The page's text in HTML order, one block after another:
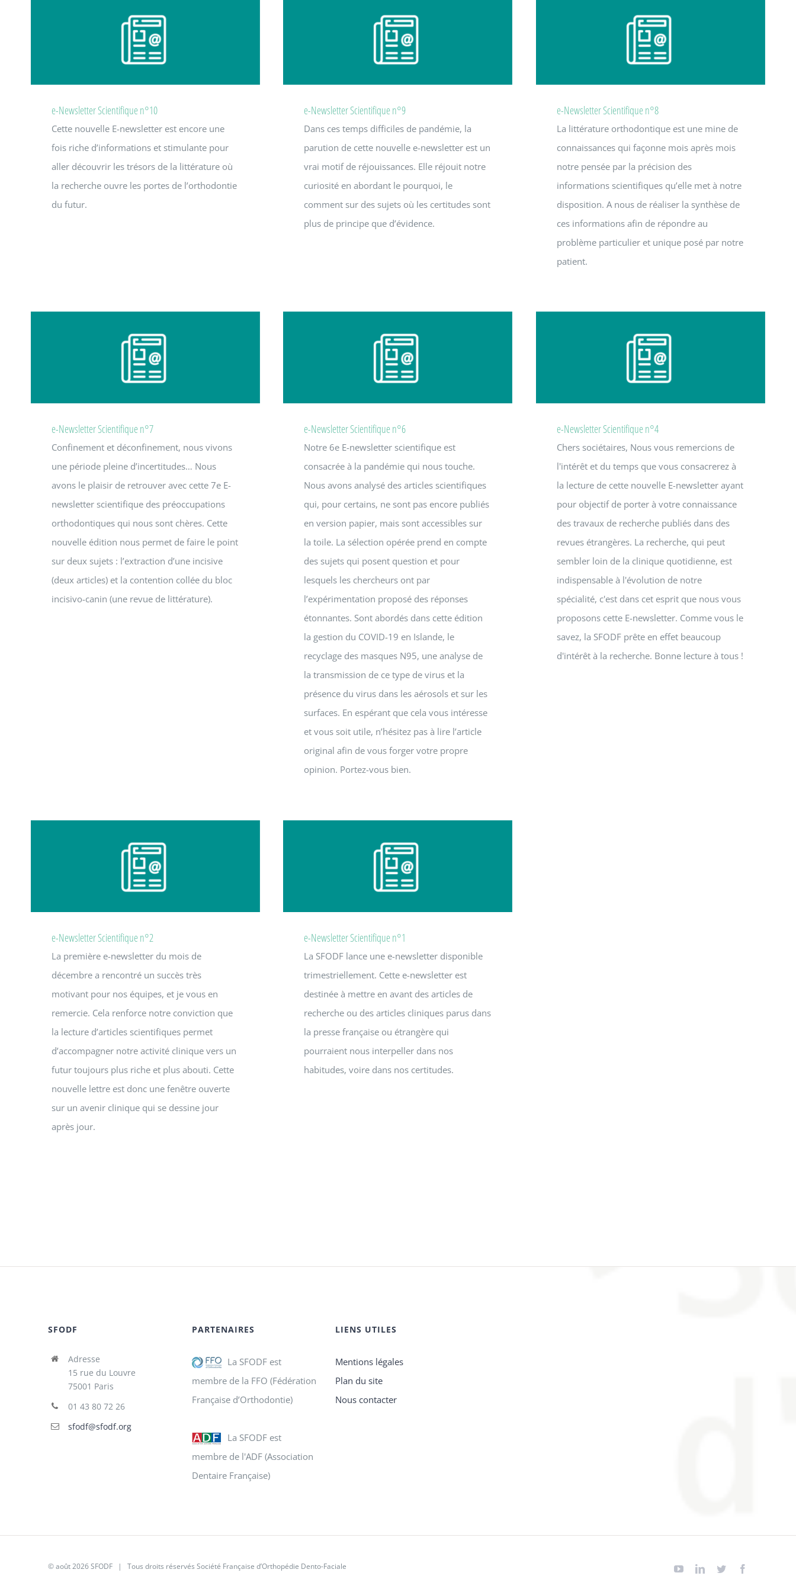
e-Newsletter Scientifique n°10
Cette nouvelle E-newsletter est encore une
fois riche d’informations et stimulante pour
aller découvrir les trésors de la littérature où
la recherche ouvre les portes de l’orthodontie
du futur.
e-Newsletter Scientifique n°9
Dans ces temps difficiles de pandémie, la
parution de cette nouvelle e-newsletter est un
vrai motif de réjouissances. Elle réjouit notre
curiosité en abordant le pourquoi, le
comment sur des sujets où les certitudes sont
plus de principe que d’évidence.
e-Newsletter Scientifique n°8
La littérature orthodontique est une mine de
connaissances qui façonne mois après mois
notre pensée par la précision des
informations scientifiques qu’elle met à notre
disposition. A nous de réaliser la synthèse de
ces informations afin de répondre au
problème particulier et unique posé par notre
patient.
e-Newsletter Scientifique n°7
Confinement et déconfinement, nous vivons
une période pleine d’incertitudes… Nous
avons le plaisir de retrouver avec cette 7e E-
newsletter scientifique des préoccupations
orthodontiques qui nous sont chères. Cette
nouvelle édition nous permet de faire le point
sur deux sujets : l’extraction d’une incisive
(deux articles) et la contention collée du bloc
incisivo-canin (une revue de littérature).
e-Newsletter Scientifique n°6
Notre 6e E-newsletter scientifique est
consacrée à la pandémie qui nous touche.
Nous avons analysé des articles scientifiques
qui, pour certains, ne sont pas encore publiés
en version papier, mais sont accessibles sur
la toile. La sélection opérée prend en compte
des sujets qui posent question et pour
lesquels les chercheurs ont par
l’expérimentation proposé des réponses
étonnantes. Sont abordés dans cette édition
la gestion du COVID-19 en Islande, le
recyclage des masques N95, une analyse de
la transmission de ce type de virus et la
présence du virus dans les aérosols et sur les
surfaces. En espérant que cela vous intéresse
et vous soit utile, n’hésitez pas à lire l’article
original afin de vous forger votre propre
opinion. Portez-vous bien.
e-Newsletter Scientifique n°4
Chers sociétaires, Nous vous remercions de
l'intérêt et du temps que vous consacrerez à
la lecture de cette nouvelle E-newsletter ayant
pour objectif de porter à votre connaissance
des travaux de recherche publiés dans des
revues étrangères. La recherche, qui peut
sembler loin de la clinique quotidienne, est
indispensable à l'évolution de notre
spécialité, c'est dans cet esprit que nous vous
proposons cette E-newsletter. Comme vous le
savez, la SFODF prête en effet beaucoup
d'intérêt à la recherche. Bonne lecture à tous !
e-Newsletter Scientifique n°2
La première e-newsletter du mois de
décembre a rencontré un succès très
motivant pour nos équipes, et je vous en
remercie. Cela renforce notre conviction que
la lecture d’articles scientifiques permet
d’accompagner notre activité clinique vers un
futur toujours plus riche et plus abouti. Cette
nouvelle lettre est donc une fenêtre ouverte
sur un avenir clinique qui se dessine jour
après jour.
e-Newsletter Scientifique n°1
La SFODF lance une e-newsletter disponible
trimestriellement. Cette e-newsletter est
destinée à mettre en avant des articles de
recherche ou des articles cliniques parus dans
la presse française ou étrangère qui
pourraient nous interpeller dans nos
habitudes, voire dans nos certitudes.
SFODF
Adresse
15 rue du Louvre
75001 Paris
01 43 80 72 26
sfodf@sfodf.org
PARTENAIRES
La SFODF est
membre de la FFO (Fédération
Française d’Orthodontie)
La SFODF est
membre de l'ADF (Association
Dentaire Française)
LIENS UTILES
Mentions légales
Plan du site
Nous contacter
© août 2026SFODF | Tous droits réservés Société Française d’Orthopédie Dento-Faciale YouTubeLinkedinTwitter